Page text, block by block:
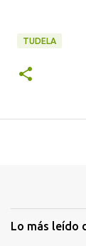
TUDELA
Lo más leído